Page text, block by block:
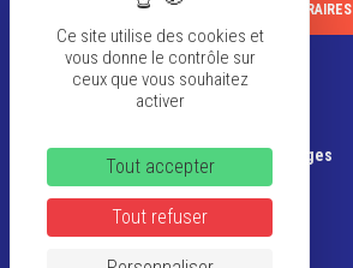
VOIR TOUS LES HORAIRES
Banque d’Images
Ce site utilise des cookies et
vous donne le contrôle sur
ceux que vous souhaitez
activer
Tout accepter
Tout refuser